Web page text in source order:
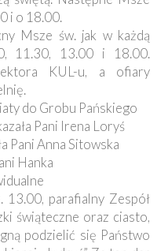
i o 18.00.
Msze św. jak w każdą
11.30, 13.00 i 18.00.
KUL-u, a ofiary
do Grobu Pańskiego
Pani Irena Loryś
Pani Anna Sitowska
Hanka
parafialny Zespół
świąteczne oraz ciasto,
podzielić się Państwo